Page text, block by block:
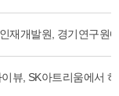
재개발원, 경기연구원
뷰, SK아트리움에서